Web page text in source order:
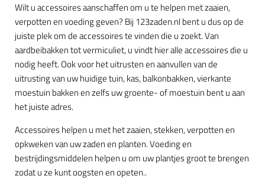
Wilt u accessoires aanschaffen om u te helpen met zaaien,
verpotten en voeding geven? Bij 123zaden.nl bent u dus op de
juiste plek om de accessoires te vinden die u zoekt. Van
aardbeibakken tot vermiculiet, u vindt hier alle accessoires die u
nodig heeft. Ook voor het uitrusten en aanvullen van de
uitrusting van uw huidige tuin, kas, balkonbakken, vierkante
moestuin bakken en zelfs uw groente- of moestuin bent u aan
het juiste adres.
Accessoires helpen u met het zaaien, stekken, verpotten en
opkweken van uw zaden en planten. Voeding en
bestrijdingsmiddelen helpen u om uw plantjes groot te brengen
zodat u ze kunt oogsten en opeten..